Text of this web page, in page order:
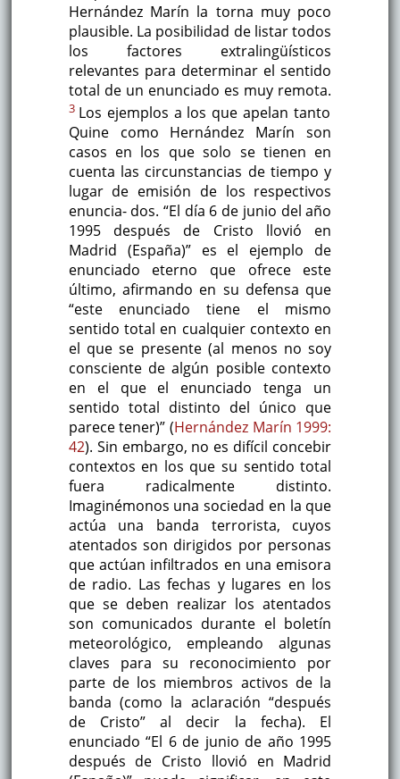
Hernández Marín la torna muy poco
plausible. La posibilidad de listar todos
los factores extralingüísticos
relevantes para determinar el sentido
total de un enunciado es muy remota.
3 Los ejemplos a los que apelan tanto
Quine como Hernández Marín son
casos en los que solo se tienen en
cuenta las circunstancias de tiempo y
lugar de emisión de los respectivos
enuncia- dos. “El día 6 de junio del año
1995 después de Cristo llovió en
Madrid (España)” es el ejemplo de
enunciado eterno que ofrece este
último, afirmando en su defensa que
“este enunciado tiene el mismo
sentido total en cualquier contexto en
el que se presente (al menos no soy
consciente de algún posible contexto
en el que el enunciado tenga un
sentido total distinto del único que
parece tener)” (Hernández Marín 1999:
42). Sin embargo, no es difícil concebir
contextos en los que su sentido total
fuera radicalmente distinto.
Imaginémonos una sociedad en la que
actúa una banda terrorista, cuyos
atentados son dirigidos por personas
que actúan infiltrados en una emisora
de radio. Las fechas y lugares en los
que se deben realizar los atentados
son comunicados durante el boletín
meteorológico, empleando algunas
claves para su reconocimiento por
parte de los miembros activos de la
banda (como la aclaración “después
de Cristo” al decir la fecha). El
enunciado “El 6 de junio de año 1995
después de Cristo llovió en Madrid